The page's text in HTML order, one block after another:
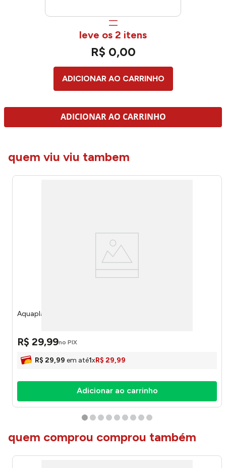
leve os 2 itens
R$ 0,00
ADICIONAR AO CARRINHO
ADICIONAR AO CARRINHO
quem viu viu tambem
Aquaplay Barbie 56099 - Toyng
R$ 29,99no PIX
R$ 29,99 em até1xR$ 29,99
Adicionar ao carrinho
quem comprou comprou também